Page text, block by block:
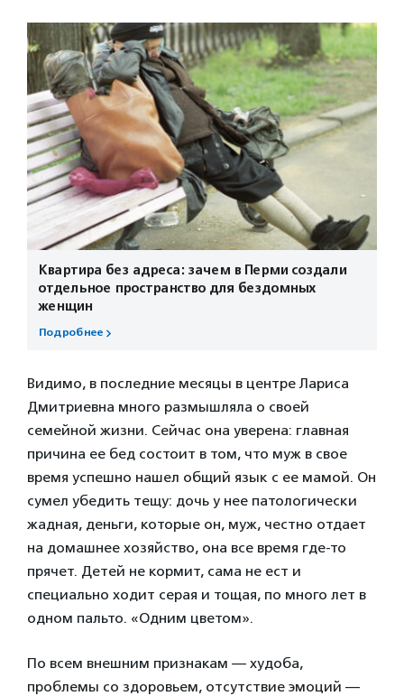
Квартира без адреса: зачем в Перми создали
отдельное пространство для бездомных
женщин
Подробнее
Видимо, в последние месяцы в центре Лариса
Дмитриевна много размышляла о своей
семейной жизни. Сейчас она уверена: главная
причина ее бед состоит в том, что муж в свое
время успешно нашел общий язык с ее мамой. Он
сумел убедить тещу: дочь у нее патологически
жадная, деньги, которые он, муж, честно отдает
на домашнее хозяйство, она все время где-то
прячет. Детей не кормит, сама не ест и
специально ходит серая и тощая, по много лет в
одном пальто. «Одним цветом».
По всем внешним признакам — худоба,
проблемы со здоровьем, отсутствие эмоций —